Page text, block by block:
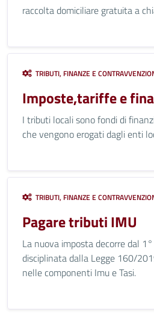
raccolta domiciliare gratuita a
TRIBUTI, FINANZE E
Imposte,tariffe e
I tributi locali sono fondi di
che vengono erogati dagli enti
TRIBUTI, FINANZE E
Pagare tributi IMU
La nuova imposta decorre dal
disciplinata dalla Legge 160/
nelle componenti Imu e Tasi.